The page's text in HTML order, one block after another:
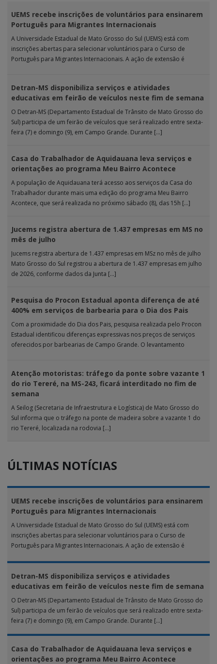
UEMS recebe inscrições de voluntários para ensinarem
Português para Migrantes Internacionais
A Universidade Estadual de Mato Grosso do Sul (UEMS) está com
inscrições abertas para selecionar voluntários para o Curso de
Português para Migrantes Internacionais. A ação de extensão é
Detran-MS disponibiliza serviços e atividades
educativas em feirão de veículos neste fim de semana
O Detran-MS (Departamento Estadual de Trânsito de Mato Grosso do
Sul) participa de um feirão de veículos que será realizado entre sexta-
feira (7) e domingo (9), em Campo Grande. Durante […]
Casa do Trabalhador de Aquidauana leva serviços e
orientações ao programa Meu Bairro Acontece
A população de Aquidauana terá acesso aos serviços da Casa do
Trabalhador durante mais uma edição do programa Meu Bairro
Acontece, que será realizada no próximo sábado (8), das 15h […]
Jucems registra abertura de 1.437 empresas em MS no
mês de julho
Jucems registra abertura de 1.437 empresas em MSz no mês de julho
Mato Grosso do Sul registrou a abertura de 1.437 empresas em julho
de 2026, conforme dados da Junta […]
Pesquisa do Procon Estadual aponta diferença de até
400% em serviços de barbearia para o Dia dos Pais
Com a proximidade do Dia dos Pais, pesquisa realizada pelo Procon
Estadual identificou diferenças expressivas nos preços de serviços
oferecidos por barbearias de Campo Grande. O levantamento
Atenção motoristas: tráfego da ponte sobre vazante 1
do rio Tereré, na MS-243, ficará interditado no fim de
semana
A Seilog (Secretaria de Infraestrutura e Logística) de Mato Grosso do
Sul informa que o tráfego na ponte de madeira sobre a vazante 1 do
rio Tereré, localizada na rodovia […]
ÚLTIMAS NOTÍCIAS
UEMS recebe inscrições de voluntários para ensinarem
Português para Migrantes Internacionais
A Universidade Estadual de Mato Grosso do Sul (UEMS) está com
inscrições abertas para selecionar voluntários para o Curso de
Português para Migrantes Internacionais. A ação de extensão é
Detran-MS disponibiliza serviços e atividades
educativas em feirão de veículos neste fim de semana
O Detran-MS (Departamento Estadual de Trânsito de Mato Grosso do
Sul) participa de um feirão de veículos que será realizado entre sexta-
feira (7) e domingo (9), em Campo Grande. Durante […]
Casa do Trabalhador de Aquidauana leva serviços e
orientações ao programa Meu Bairro Acontece